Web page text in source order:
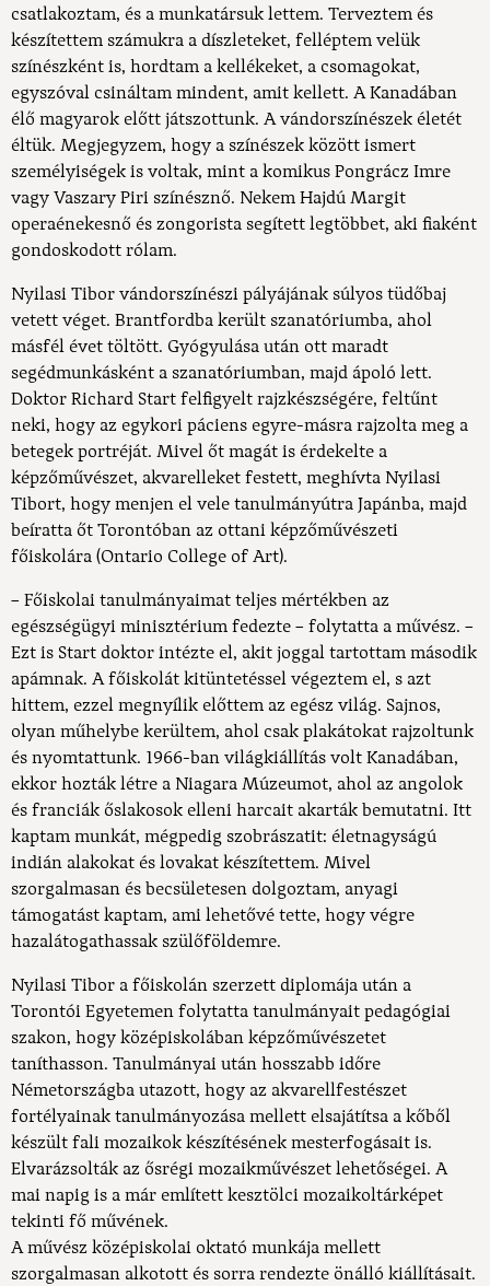
csatlakoztam, és a munkatársuk lettem. Terveztem és
készítettem számukra a díszleteket, felléptem velük
színészként is, hordtam a kellékeket, a csomagokat,
egyszóval csináltam mindent, amit kellett. A Kanadában
élő magyarok előtt játszottunk. A vándorszínészek életét
éltük. Megjegyzem, hogy a színészek között ismert
személyiségek is voltak, mint a komikus Pongrácz Imre
vagy Vaszary Piri színésznő. Nekem Hajdú Margit
operaénekesnő és zongorista segített legtöbbet, aki fiaként
gondoskodott rólam.
Nyilasi Tibor vándorszínészi pályájának súlyos tüdőbaj
vetett véget. Brantfordba került szanatóriumba, ahol
másfél évet töltött. Gyógyulása után ott maradt
segédmunkásként a szanatóriumban, majd ápoló lett.
Doktor Richard Start felfigyelt rajzkészségére, feltűnt
neki, hogy az egykori páciens egyre-másra rajzolta meg a
betegek portréját. Mivel őt magát is érdekelte a
képzőművészet, akvarelleket festett, meghívta Nyilasi
Tibort, hogy menjen el vele tanulmányútra Japánba, majd
beíratta őt Torontóban az ottani képzőművészeti
főiskolára (Ontario College of Art).
– Főiskolai tanulmányaimat teljes mértékben az
egészségügyi minisztérium fedezte – folytatta a művész. –
Ezt is Start doktor intézte el, akit joggal tartottam második
apámnak. A főiskolát kitüntetéssel végeztem el, s azt
hittem, ezzel megnyílik előttem az egész világ. Sajnos,
olyan műhelybe kerültem, ahol csak plakátokat rajzoltunk
és nyomtattunk. 1966-ban világkiállítás volt Kanadában,
ekkor hozták létre a Niagara Múzeumot, ahol az angolok
és franciák őslakosok elleni harcait akarták bemutatni. Itt
kaptam munkát, mégpedig szobrászatit: életnagyságú
indián alakokat és lovakat készítettem. Mivel
szorgalmasan és becsületesen dolgoztam, anyagi
támogatást kaptam, ami lehetővé tette, hogy végre
hazalátogathassak szülőföldemre.
Nyilasi Tibor a főiskolán szerzett diplomája után a
Torontói Egyetemen folytatta tanulmányait pedagógiai
szakon, hogy középiskolában képzőművészetet
taníthasson. Tanulmányai után hosszabb időre
Németországba utazott, hogy az akvarellfestészet
fortélyainak tanulmányozása mellett elsajátítsa a kőből
készült fali mozaikok készítésének mesterfogásait is.
Elvarázsolták az ősrégi mozaikművészet lehetőségei. A
mai napig is a már említett kesztölci mozaikoltárképet
tekinti fő művének.
A művész középiskolai oktató munkája mellett
szorgalmasan alkotott és sorra rendezte önálló kiállításait.